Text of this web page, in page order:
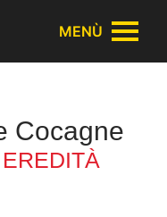
MENÙ
Cocagne
EREDITÀ